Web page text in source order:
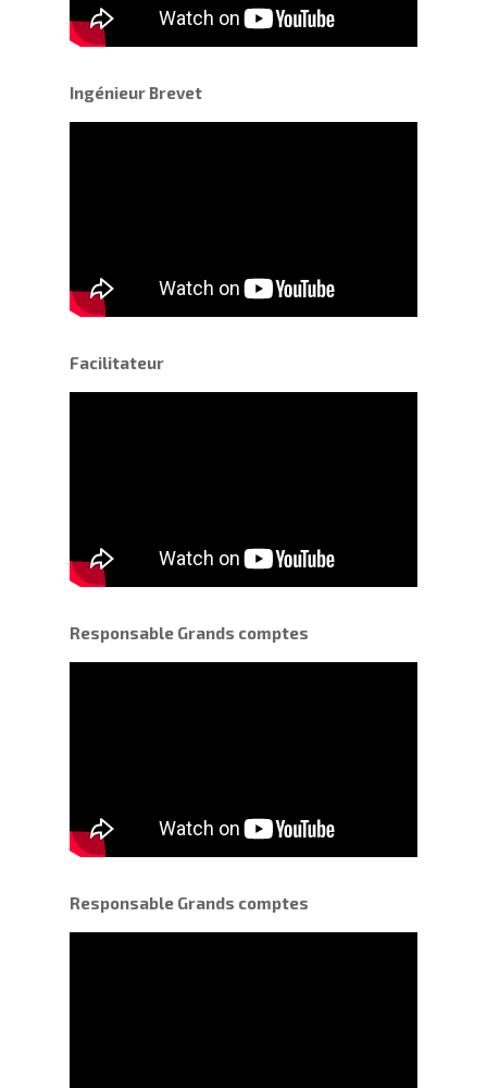
Ingénieur Brevet
Facilitateur
Responsable Grands comptes
Responsable Grands comptes